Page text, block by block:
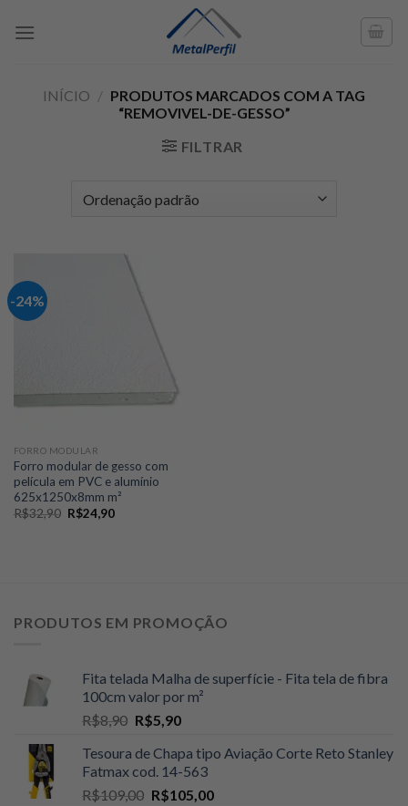
INÍCIO / PRODUTOS MARCADOS COM A TAG
“REMOVIVEL-DE-GESSO”
FILTRAR
-24%
FORRO MODULAR
Forro modular de gesso com
película em PVC e alumínio
625x1250x8mm m²
R$32,90 O
R$24,90O
PRODUTOS EM PROMOÇÃO
Fita telada Malha de superfície - Fita tela de fibra
100cm valor por m²
R$8,90 O
original
era:
R$8,90.
R$5,90O
atual
é:
R$5,90.
Tesoura de Chapa tipo Aviação Corte Reto Stanley
Fatmax cod. 14-563
R$109,00 O
R$105,00O